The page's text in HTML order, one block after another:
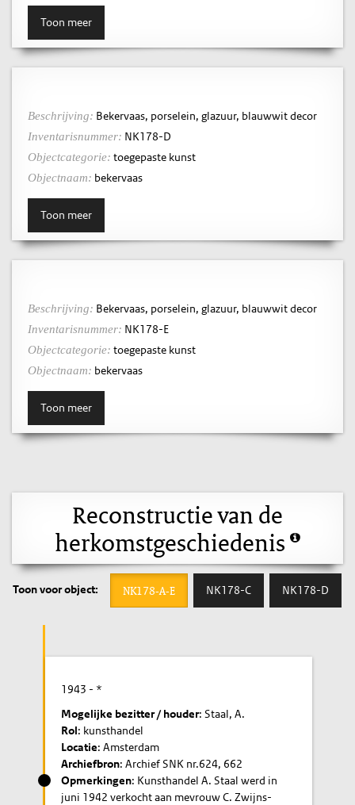
Toon meer
Beschrijving: Bekervaas, porselein, glazuur, blauwwit decor
Inventarisnummer: NK178-D
Objectcategorie: toegepaste kunst
Objectnaam: bekervaas
Toon meer
Beschrijving: Bekervaas, porselein, glazuur, blauwwit decor
Inventarisnummer: NK178-E
Objectcategorie: toegepaste kunst
Objectnaam: bekervaas
Toon meer
Reconstructie van de
herkomstgeschiedenis
Toon voor object: NK178-A-E NK178-C NK178-D
1943 - *
Mogelijke bezitter / houder: Staal, A.
Rol: kunsthandel
Locatie: Amsterdam
Archiefbron: Archief SNK nr.624, 662
Opmerkingen: Kunsthandel A. Staal werd in
juni 1942 verkocht aan mevrouw C. Zwijns-